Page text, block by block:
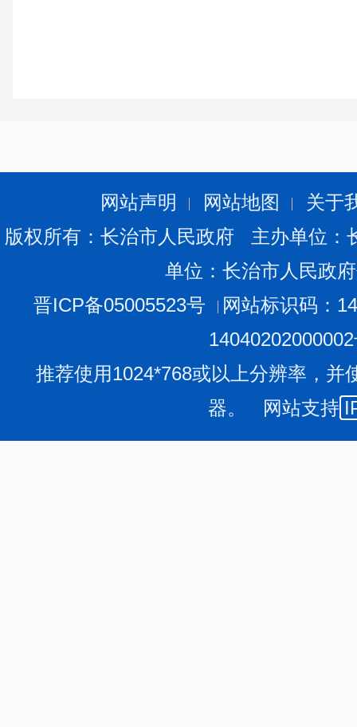
网站声明 网站地图
关于
版权所有：长治市人民政府 主办单位
单位：长治市人民政
晋ICP备05005523号
网站标识码：
推荐使用1024*768或以上分辨率，并
器。 网站支持